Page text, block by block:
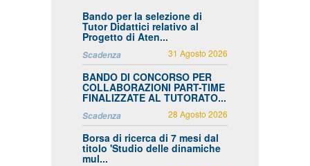
Bando per la selezione di
Tutor Didattici relativo al
Progetto di Aten...
Scadenza 31 Agosto 2026
BANDO DI CONCORSO PER
COLLABORAZIONI PART-TIME
FINALIZZATE AL TUTORATO...
Scadenza 28 Agosto 2026
Borsa di ricerca di 7 mesi dal
titolo 'Studio delle dinamiche
mul...